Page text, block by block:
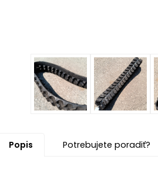
Popis Potrebujete poradiť?